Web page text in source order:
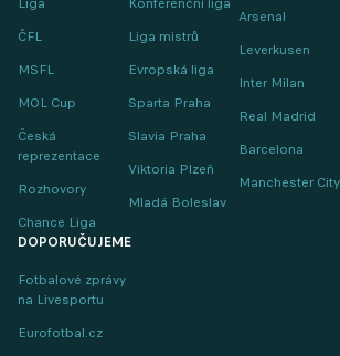
Liga
ČFL
MSFL
MOL Cup
Česká
reprezentace
Rozhovory
Chance Liga
Konferenční liga
Liga mistrů
Evropská liga
Sparta Praha
Slavia Praha
Viktoria Plzeň
Mladá Boleslav
Arsenal
Leverkusen
Inter Milan
Real Madrid
Barcelona
Manchester City
DOPORUČUJEME
Fotbalové zprávy
na Livesportu
Eurofotbal.cz